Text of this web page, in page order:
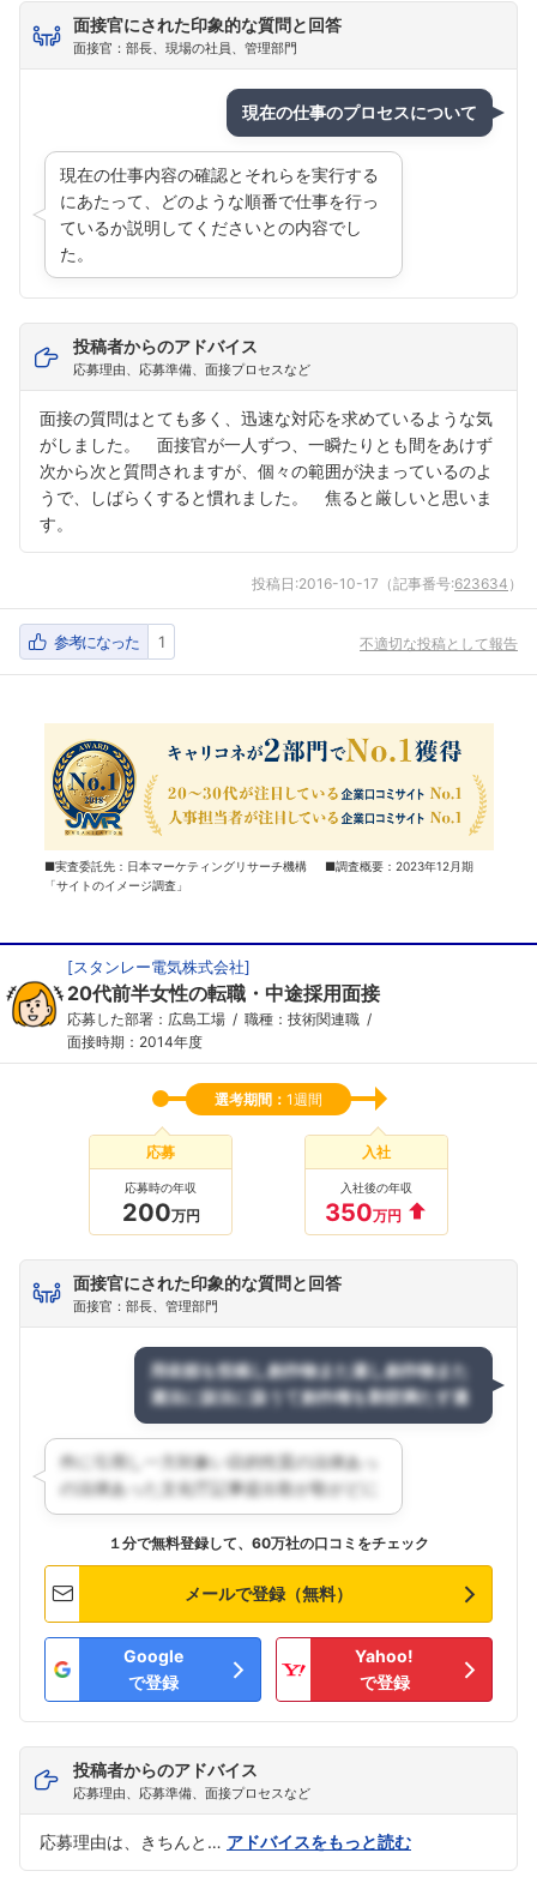
面接官にされた印象的な質問と回答
面接官：部長、現場の社員、管理部門
現在の仕事のプロセスについて
現在の仕事内容の確認とそれらを実行する
にあたって、どのような順番で仕事を行っ
ているか説明してくださいとの内容でし
た。
投稿者からのアドバイス
応募理由、応募準備、面接プロセスなど
面接の質問はとても多く、迅速な対応を求めているような気
がしました。 面接官が一人ずつ、一瞬たりとも間をあけず
次から次と質問されますが、個々の範囲が決まっているのよ
うで、しばらくすると慣れました。 焦ると厳しいと思いま
す。
投稿日:2016-10-17 （記事番号:623634 ）
参考になった 1 不適切な投稿として報告
■実査委託先：日本マーケティングリサーチ機構 ■調査概要：2023年12月期
「サイトのイメージ調査」
[スタンレー電気株式会社]
20代前半女性の転職・中途採用面接
応募した部署：広島工場
職種：技術関連職
面接時期：2014年度
選考期間： 1週間
応募
応募時の年収
200万円
入社
入社後の年収
350万円
面接官にされた印象的な質問と回答
面接官：部長、管理部門
１分で無料登録して、60万社の口コミをチェック
メールで登録（無料）
Google
で登録
Yahoo!
で登録
投稿者からのアドバイス
応募理由、応募準備、面接プロセスなど
応募理由は、きちんと… アドバイスをもっと読む